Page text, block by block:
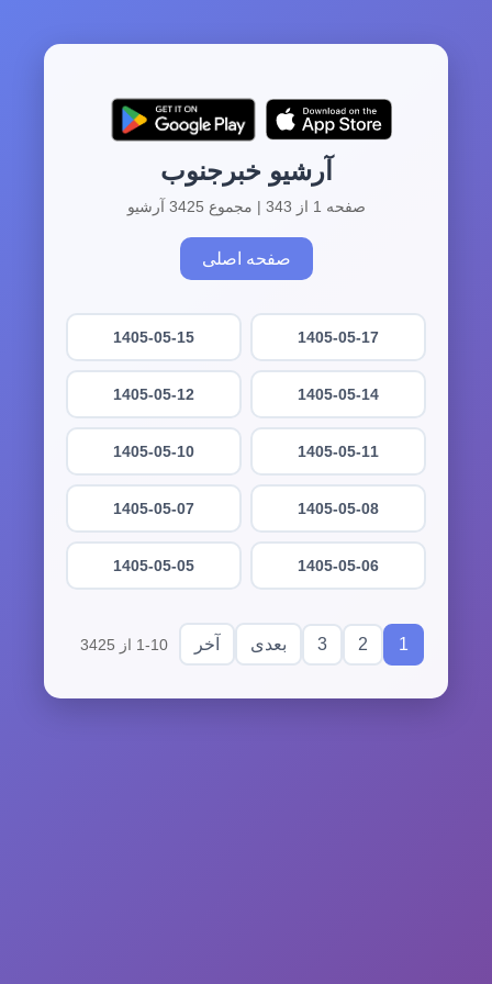
آرشیو خبرجنوب
صفحه 1 از 343 | مجموع 3425 آرشیو
صفحه اصلی
1405-05-17
1405-05-15
1405-05-14
1405-05-12
1405-05-11
1405-05-10
1405-05-08
1405-05-07
1405-05-06
1405-05-05
1
2
3 بعدی آخر 1-10 از 3425